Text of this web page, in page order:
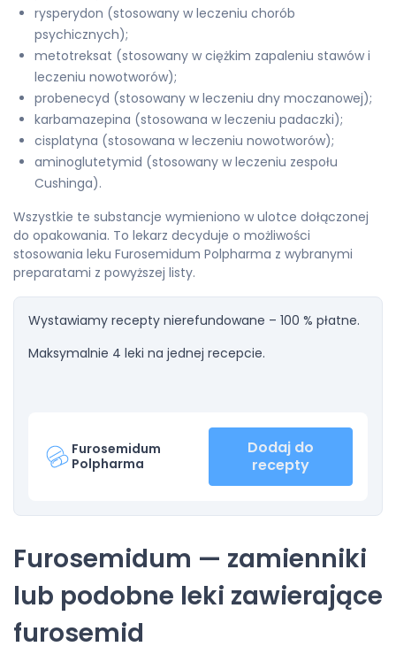
rysperydon (stosowany w leczeniu chorób
psychicznych);
metotreksat (stosowany w ciężkim zapaleniu stawów i
leczeniu nowotworów);
probenecyd (stosowany w leczeniu dny moczanowej);
karbamazepina (stosowana w leczeniu padaczki);
cisplatyna (stosowana w leczeniu nowotworów);
aminoglutetymid (stosowany w leczeniu zespołu
Cushinga).
Wszystkie te substancje wymieniono w ulotce dołączonej
do opakowania. To lekarz decyduje o możliwości
stosowania leku Furosemidum Polpharma z wybranymi
preparatami z powyższej listy.
Wystawiamy recepty nierefundowane – 100 % płatne.
Maksymalnie 4 leki na jednej recepcie.
Furosemidum
Polpharma
Dodaj do
recepty
Furosemidum — zamienniki
lub podobne leki zawierające
furosemid